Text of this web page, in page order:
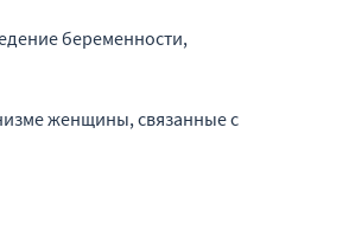
беременности,
женщины, связанные с